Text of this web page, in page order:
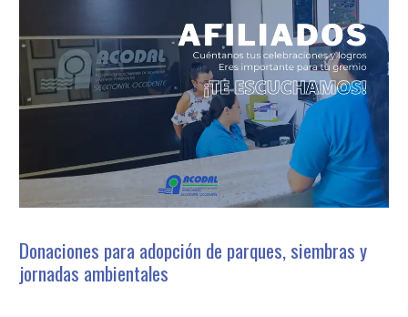
Donaciones para adopción de parques, siembras y
jornadas ambientales